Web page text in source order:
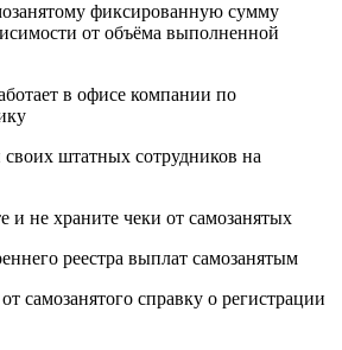
фиксированную сумму
от объёма выполненной
в офисе компании по
штатных сотрудников на
храните чеки от самозанятых
реестра выплат самозанятым
справку о регистрации